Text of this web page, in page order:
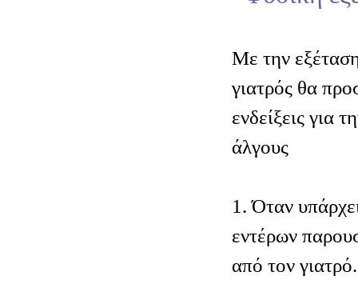
Με την
γιατρός θα
ενδείξεις για
άλγους
1. Όταν
εντέρων
από τον γιατρό.